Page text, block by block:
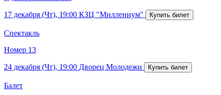
17 декабря (Чт), 19:00 КЗЦ "Миллениум"
Спектакль
Номер 13
24 декабря (Чт), 19:00 Дворец Молодежи
Балет